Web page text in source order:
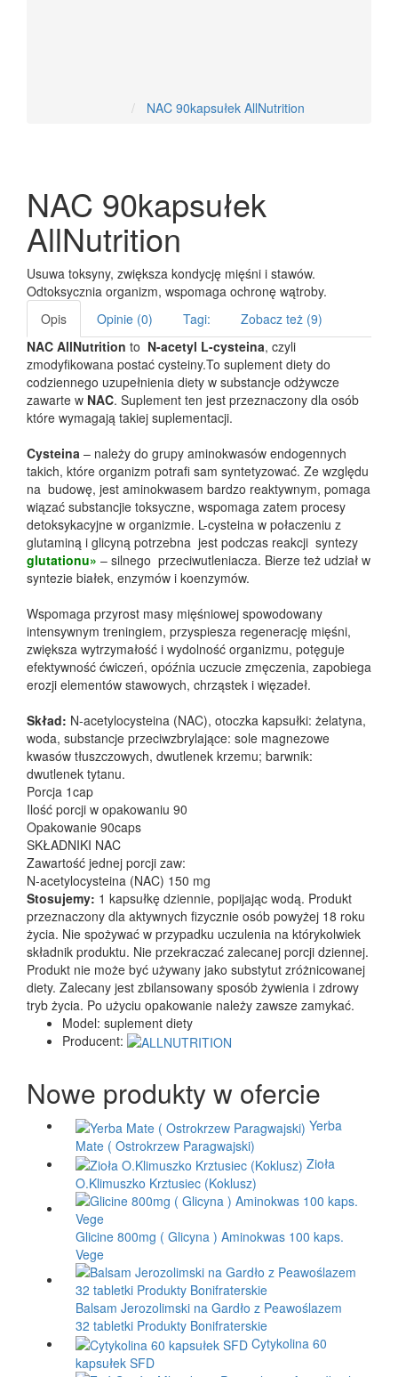
NAC 90kapsułek AllNutrition
NAC 90kapsułek
AllNutrition
Usuwa toksyny, zwiększa kondycję mięśni i stawów.
Odtoksycznia organizm, wspomaga ochronę wątroby.
Opis
Opinie (0) Tagi:
Zobacz też (9)
NAC AllNutrition to N-acetyl L-cysteina, czyli
zmodyfikowana postać cysteiny.To suplement diety do
codziennego uzupełnienia diety w substancje odżywcze
zawarte w NAC. Suplement ten jest przeznaczony dla osób
które wymagają takiej suplementacji.
Cysteina – należy do grupy aminokwasów endogennych
takich, które organizm potrafi sam syntetyzować. Ze względu
na budowę, jest aminokwasem bardzo reaktywnym, pomaga
wiązać substancjie toksyczne, wspomaga zatem procesy
detoksykacyjne w organizmie. L-cysteina w połaczeniu z
glutaminą i glicyną potrzebna jest podczas reakcji syntezy
glutationu» – silnego przeciwutleniacza. Bierze też udział w
syntezie białek, enzymów i koenzymów.
Wspomaga przyrost masy mięśniowej spowodowany
intensywnym treningiem, przyspiesza regenerację mięśni,
zwiększa wytrzymałość i wydolność organizmu, potęguje
efektywność ćwiczeń, opóźnia uczucie zmęczenia, zapobiega
erozji elementów stawowych, chrząstek i więzadeł.
Skład: N-acetylocysteina (NAC), otoczka kapsułki: żelatyna,
woda, substancje przeciwzbrylające: sole magnezowe
kwasów tłuszczowych, dwutlenek krzemu; barwnik:
dwutlenek tytanu.
Porcja 1cap
Ilość porcji w opakowaniu 90
Opakowanie 90caps
SKŁADNIKI NAC
Zawartość jednej porcji zaw:
N-acetylocysteina (NAC) 150 mg
Stosujemy: 1 kapsułkę dziennie, popijając wodą. Produkt
przeznaczony dla aktywnych fizycznie osób powyżej 18 roku
życia. Nie spożywać w przypadku uczulenia na którykolwiek
składnik produktu. Nie przekraczać zalecanej porcji dziennej.
Produkt nie może być używany jako substytut zróżnicowanej
diety. Zalecany jest zbilansowany sposób żywienia i zdrowy
tryb życia. Po użyciu opakowanie należy zawsze zamykać.
Model: suplement diety
Producent:
Nowe produkty w ofercie
Yerba
Mate ( Ostrokrzew Paragwajski)
Zioła
O.Klimuszko Krztusiec (Koklusz)
Glicine 800mg ( Glicyna ) Aminokwas 100 kaps.
Vege
Balsam Jerozolimski na Gardło z Peawoślazem
32 tabletki Produkty Bonifraterskie
Cytykolina 60
kapsułek SFD